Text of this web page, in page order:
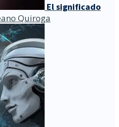
El significado
Quiroga